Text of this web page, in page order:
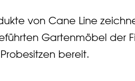
von Cane Line
Gartenmöbel der
bereit.